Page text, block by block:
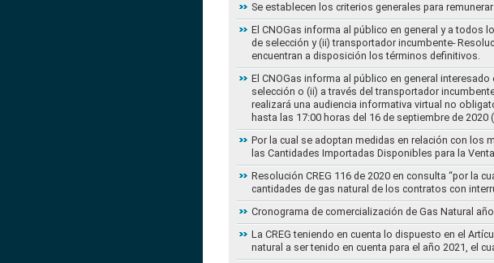
Se establecen los criterios generales para
El CNOGas informa al público en general y a todos
de selección y (ii) transportador incumbente-
encuentran a disposición los términos definitivos.
El CNOGas informa al público en general
selección o (ii) a través del transportador
realizará una audiencia informativa virtual no
hasta las 17:00 horas del 16 de septiembre de
Por la cual se adoptan medidas en relación con los
las Cantidades Importadas Disponibles para la
Resolución CREG 116 de 2020 en consulta “por la
cantidades de gas natural de los contratos con
Cronograma de comercialización de Gas Natural
La CREG teniendo en cuenta lo dispuesto en el
natural a ser tenido en cuenta para el año 2021, el